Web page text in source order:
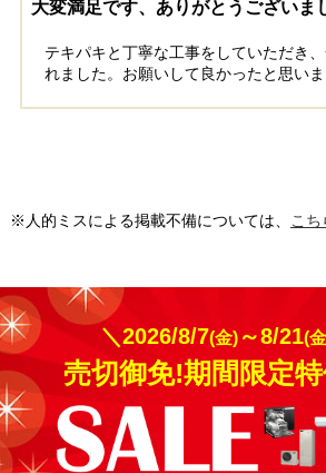
大変満足です、ありがとうございま
テキパキと丁寧な工事をしていただき
れました。お願いして良かったと思いま
※人的ミスによる掲載不備については、 こち
＼2026/8/7(金)～8/21(
売切御免!期間限定